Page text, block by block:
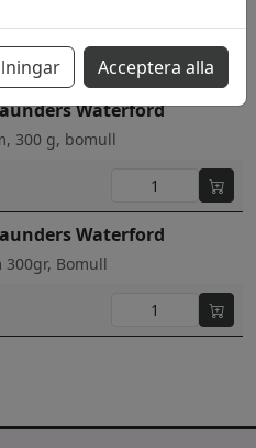
Waterford
300 g, bomull
Waterford
300gr, Bomull
Acceptera alla